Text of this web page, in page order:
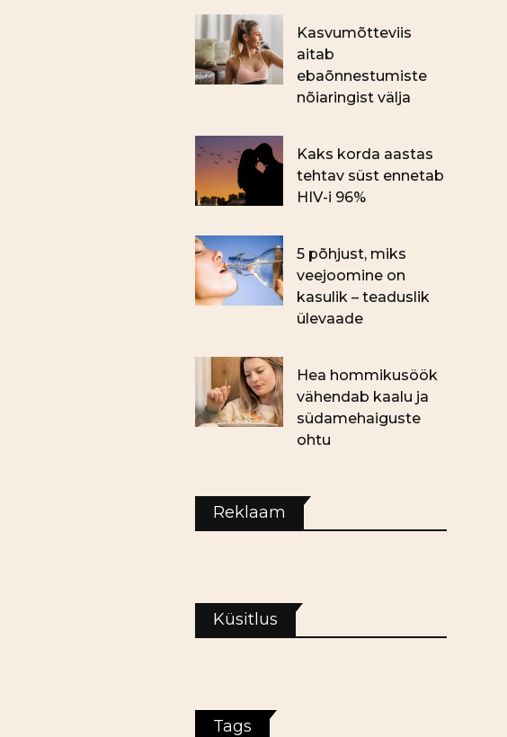
Kasvumõtteviis
aitab
ebaõnnestumiste
nõiaringist välja
Kaks korda aastas
tehtav süst ennetab
HIV-i 96%
5 põhjust, miks
veejoomine on
kasulik – teaduslik
ülevaade
Hea hommikusöök
vähendab kaalu ja
südamehaiguste
ohtu
Reklaam
Küsitlus
Tags